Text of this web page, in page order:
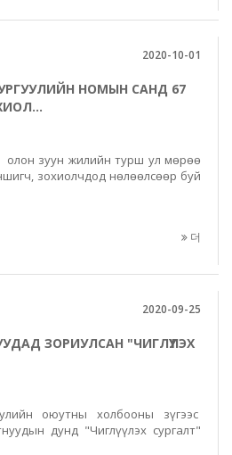
2020-10-01
НОМЫН САНД 67
олон зуун жилийн турш ул мөрөө
зохиолчдод нөлөөлсөөр буй
더
2020-09-25
ЗОРИУЛСАН "ЧИГЛҮҮЛЭХ
оюутны холбооны зүгээс
дунд "Чиглүүлэх сургалт"